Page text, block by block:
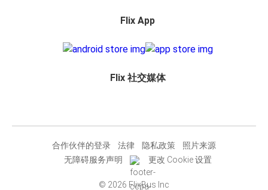
Flix App
Flix 社交媒体
合作伙伴的登录 法律 隐私政策
照片来源
无障碍服务声明
更改 Cookie 设置
© 2026 FlixBus Inc